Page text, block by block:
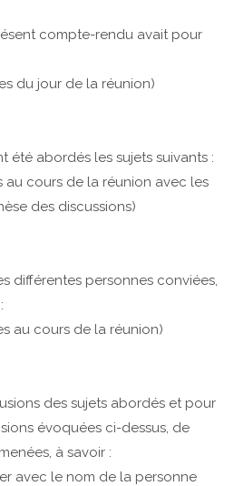
compte-rendu avait pour
du jour de la réunion)
été abordés les sujets suivants :
au cours de la réunion avec les
des discussions)
différentes personnes conviées,
au cours de la réunion)
des sujets abordés et pour
évoquées ci-dessus, de
à savoir :
avec le nom de la personne